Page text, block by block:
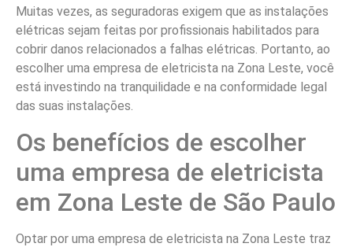
Muitas vezes, as seguradoras exigem que as instalações
elétricas sejam feitas por profissionais habilitados para
cobrir danos relacionados a falhas elétricas. Portanto, ao
escolher uma empresa de eletricista na Zona Leste, você
está investindo na tranquilidade e na conformidade legal
das suas instalações.
Os benefícios de escolher
uma empresa de eletricista
em Zona Leste de São Paulo
Optar por uma empresa de eletricista na Zona Leste traz